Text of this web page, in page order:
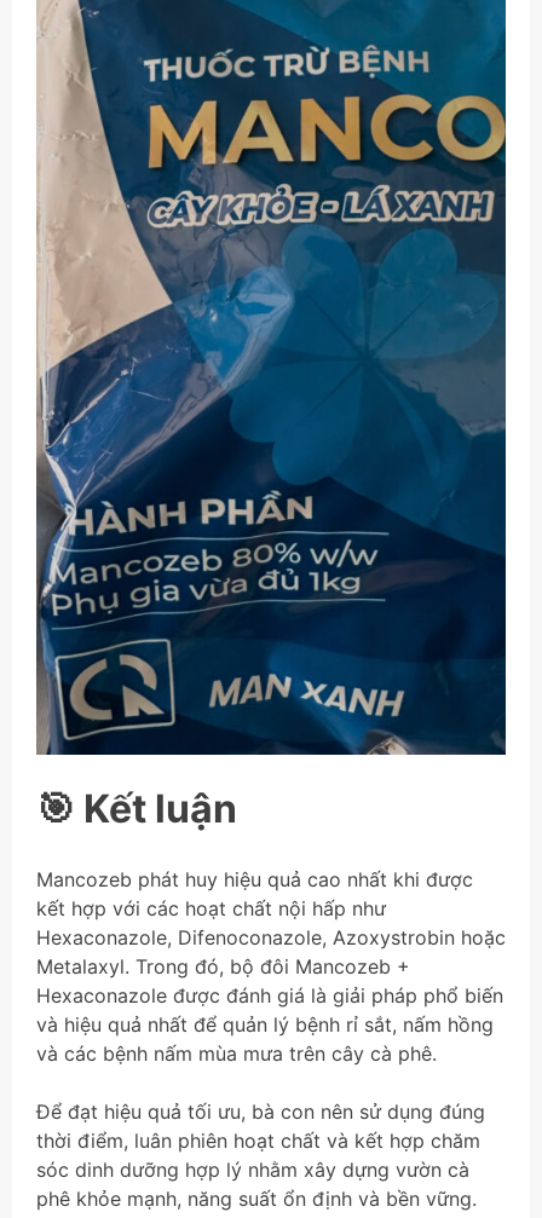
🎯 Kết luận
Mancozeb phát huy hiệu quả cao nhất khi được
kết hợp với các hoạt chất nội hấp như
Hexaconazole, Difenoconazole, Azoxystrobin hoặc
Metalaxyl. Trong đó, bộ đôi Mancozeb +
Hexaconazole được đánh giá là giải pháp phổ biến
và hiệu quả nhất để quản lý bệnh rỉ sắt, nấm hồng
và các bệnh nấm mùa mưa trên cây cà phê.
Để đạt hiệu quả tối ưu, bà con nên sử dụng đúng
thời điểm, luân phiên hoạt chất và kết hợp chăm
sóc dinh dưỡng hợp lý nhằm xây dựng vườn cà
phê khỏe mạnh, năng suất ổn định và bền vững.